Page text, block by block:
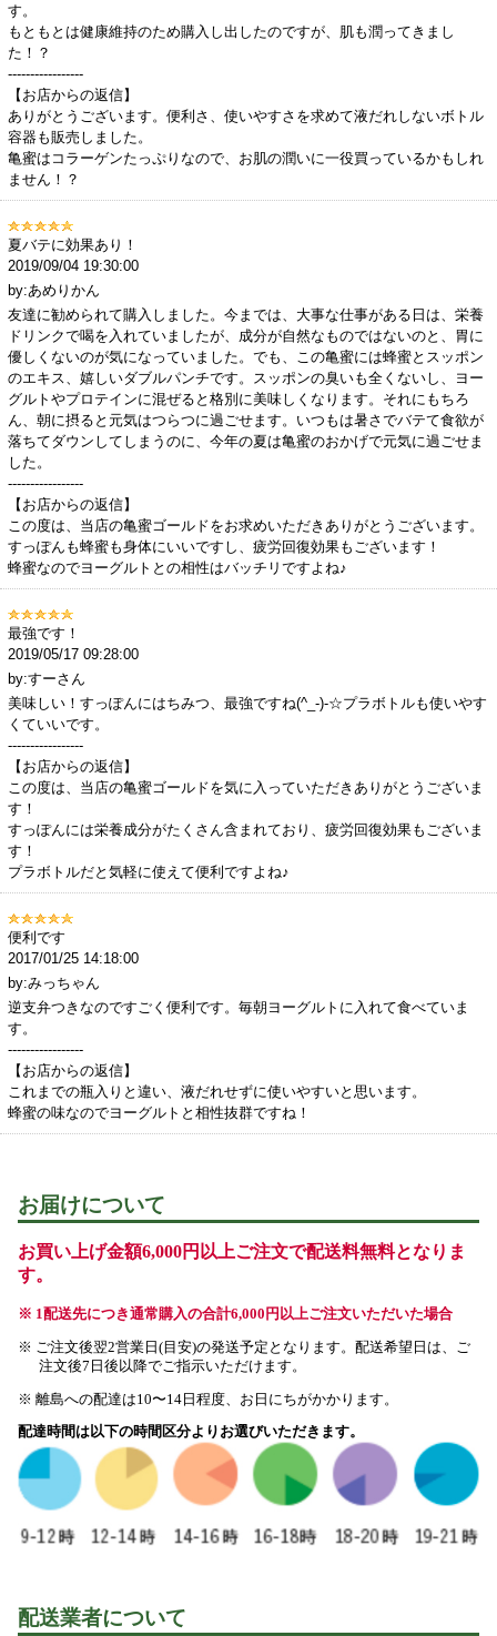
す。
もともとは健康維持のため購入し出したのですが、肌も潤ってきまし
た！？
-----------------
【お店からの返信】
ありがとうございます。便利さ、使いやすさを求めて液だれしないボトル
容器も販売しました。
亀蜜はコラーゲンたっぷりなので、お肌の潤いに一役買っているかもしれ
ません！？
夏バテに効果あり！
2019/09/04 19:30:00
by:あめりかん
友達に勧められて購入しました。今までは、大事な仕事がある日は、栄養
ドリンクで喝を入れていましたが、成分が自然なものではないのと、胃に
優しくないのが気になっていました。でも、この亀蜜には蜂蜜とスッポン
のエキス、嬉しいダブルパンチです。スッポンの臭いも全くないし、ヨー
グルトやプロテインに混ぜると格別に美味しくなります。それにもちろ
ん、朝に摂ると元気はつらつに過ごせます。いつもは暑さでバテて食欲が
落ちてダウンしてしまうのに、今年の夏は亀蜜のおかげで元気に過ごせま
した。
-----------------
【お店からの返信】
この度は、当店の亀蜜ゴールドをお求めいただきありがとうございます。
すっぽんも蜂蜜も身体にいいですし、疲労回復効果もございます！
蜂蜜なのでヨーグルトとの相性はバッチリですよね♪
最強です！
2019/05/17 09:28:00
by:すーさん
美味しい！すっぽんにはちみつ、最強ですね(^_-)-☆プラボトルも使いやす
くていいです。
-----------------
【お店からの返信】
この度は、当店の亀蜜ゴールドを気に入っていただきありがとうございま
す！
すっぽんには栄養成分がたくさん含まれており、疲労回復効果もございま
す！
プラボトルだと気軽に使えて便利ですよね♪
便利です
2017/01/25 14:18:00
by:みっちゃん
逆支弁つきなのですごく便利です。毎朝ヨーグルトに入れて食べていま
す。
-----------------
【お店からの返信】
これまでの瓶入りと違い、液だれせずに使いやすいと思います。
蜂蜜の味なのでヨーグルトと相性抜群ですね！